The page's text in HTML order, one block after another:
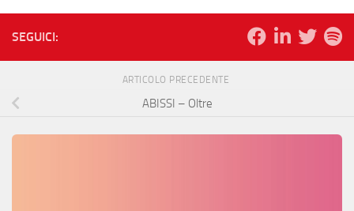
SEGUICI:
ARTICOLO PRECEDENTE
ABISSI – Oltre